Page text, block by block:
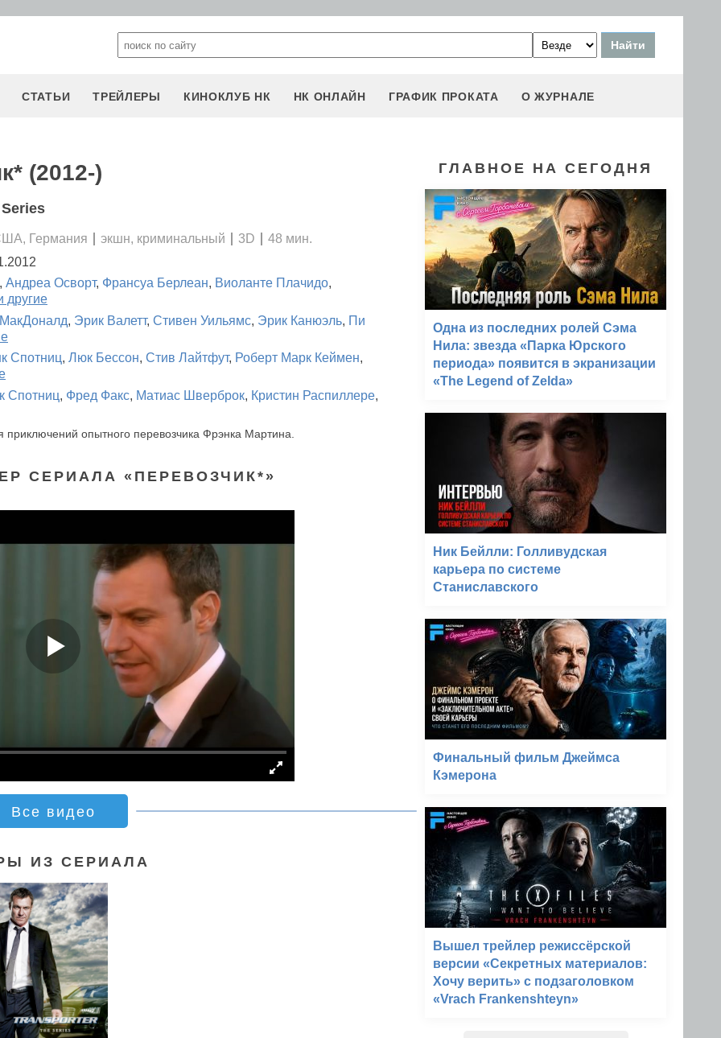
СТАТЬИ ТРЕЙЛЕРЫ КИНОКЛУБ НК НК ОНЛАЙН ГРАФИК ПРОКАТА О ЖУРНАЛЕ
(2012-)
Германия экшн, криминальный 3D
48 мин.
, Андреа Осворт, Франсуа Берлеан, Виоланте Плачидо,
другие
, Эрик Валетт, Стивен Уильямс, Эрик Канюэль, Пи
Спотниц, Люк Бессон, Стив Лайтфут, Роберт Марк Кеймен,
Спотниц, Фред Факс, Матиас Шверброк, Кристин Распиллере,
приключений опытного перевозчика Фрэнка Мартина.
СЕРИАЛА «ПЕРЕВОЗЧИК*»
Все видео
ИЗ СЕРИАЛА
ГЛАВНОЕ НА СЕГОДНЯ
Одна из последних ролей Сэма
Нила: звезда «Парка Юрского
периода» появится в экранизации
«The Legend of Zelda»
Ник Бейлли: Голливудская
карьера по системе
Станиславского
Финальный фильм Джеймса
Кэмерона
Вышел трейлер режиссёрской
версии «Секретных материалов:
Хочу верить» с подзаголовком
«Vrach Frankenshteyn»